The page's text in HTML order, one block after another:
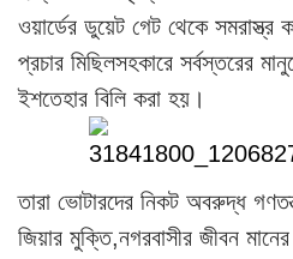
ওয়ার্ডের ডুয়েট গেট থেকে সমরাস্ত্র
প্রচার মিছিলসহকারে সর্বস্তরের
ইশতেহার বিলি করা হয়।
তারা ভোটারদের নিকট অবরুদ্ধ
জিয়ার মুক্তি,নগরবাসীর জীবন